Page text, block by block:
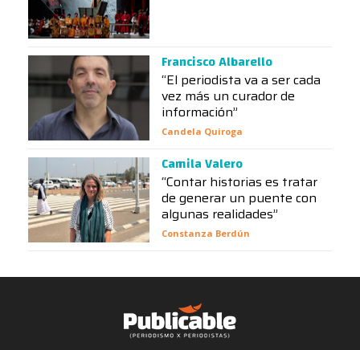
Francisco Albarello
“El periodista va a ser cada
vez más un curador de
información”
Candela Quiroga
Camila Valero
“Contar historias es tratar
de generar un puente con
algunas realidades”
Constanza Berdún